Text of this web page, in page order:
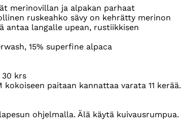
merinovillan ja alpakan parhaat
ruskeahko sävy on kehrätty merinon
antaa langalle upean, rustiikkisen
15% superfine alpaca
30 krs
paitaan kannattaa varata 11 kerää.
ohjelmalla. Älä käytä kuivausrumpua.